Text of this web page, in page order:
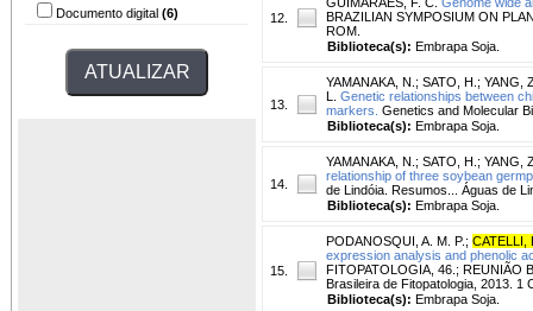
Documento digital (6) 12.
BRAZILIAN SYMPOSIUM ON
ROM.
Biblioteca(s): Embrapa Soja.
13.
YAMANAKA, N. ; SATO, H. ; YANG,
L.
Genetic relationships between
markers. Genetics and Molecular
Biblioteca(s): Embrapa Soja.
14.
YAMANAKA, N. ; SATO, H. ; YANG,
relationship of three soybean
de Lindóia. Resumos... Águas de
Biblioteca(s): Embrapa Soja.
15.
PODANOSQUI, A. M. P. ; CATELLI,
expression analysis and phenolic
FITOPATOLOGIA, 46.; REUNIÃO
Brasileira de Fitopatologia, 2013. 1
Biblioteca(s): Embrapa Soja.